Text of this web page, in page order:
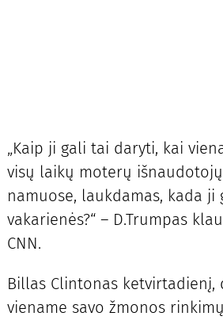
„Kaip ji gali tai daryti, kai
visų laikų moterų
namuose, laukdamas, kada ji
vakarienės?“ – D.Trumpas
CNN.
Billas Clintonas ketvirtadienį,
viename savo žmonos